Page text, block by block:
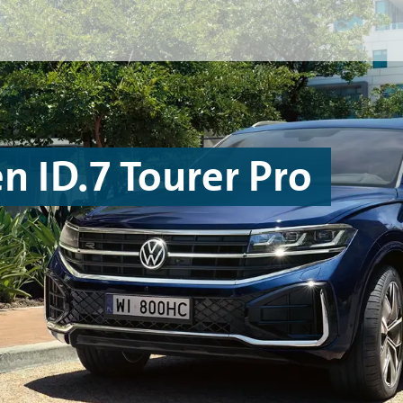
ID.7 Tourer Pro